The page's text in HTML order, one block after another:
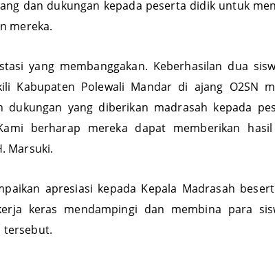
dan dukungan kepada peserta didik untuk
mereka.
yang membanggakan. Keberhasilan dua
Kabupaten Polewali Mandar di ajang O2SN
dukungan yang diberikan madrasah kepada
berharap mereka dapat memberikan
Marsuki.
apresiasi kepada Kepala Madrasah
keras mendampingi dan membina para
tersebut.